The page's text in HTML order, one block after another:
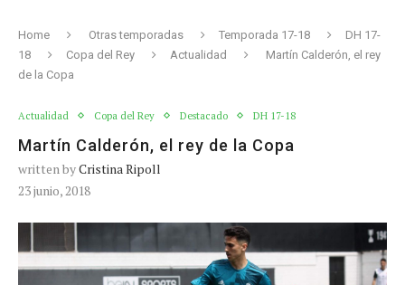
Home Otras temporadas Temporada 17-18
DH 17-
18
Copa del Rey Actualidad
Martín Calderón, el rey
de la Copa
Actualidad Copa del Rey Destacado DH 17-18
Martín Calderón, el rey de la Copa
written byCristina Ripoll
23 junio, 2018